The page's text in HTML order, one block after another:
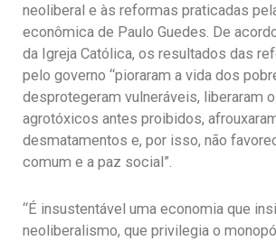
neoliberal e às reformas praticadas
econômica de Paulo Guedes. De
da Igreja Católica, os resultados das
pelo governo “pioraram a vida dos
desprotegeram vulneráveis, liberaram
agrotóxicos antes proibidos,
desmatamentos e, por isso, não
comum e a paz social”.
“É insustentável uma economia que
neoliberalismo, que privilegia o